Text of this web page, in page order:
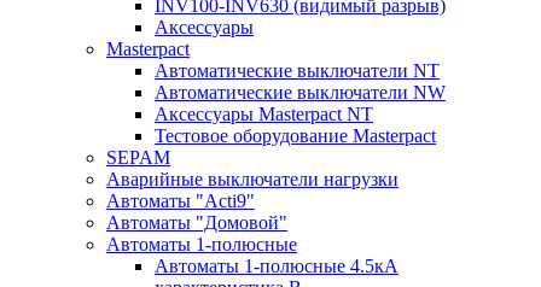
INV100-INV630 (видимый разрыв)
Аксессуары
Masterpact
Автоматические выключатели NT
Автоматические выключатели NW
Аксессуары Masterpact NT
Тестовое оборудование Masterpact
SEPAM
Аварийные выключатели нагрузки
Автоматы "Acti9"
Автоматы "Домовой"
Автоматы 1-полюсные
Автоматы 1-полюсные 4.5кА